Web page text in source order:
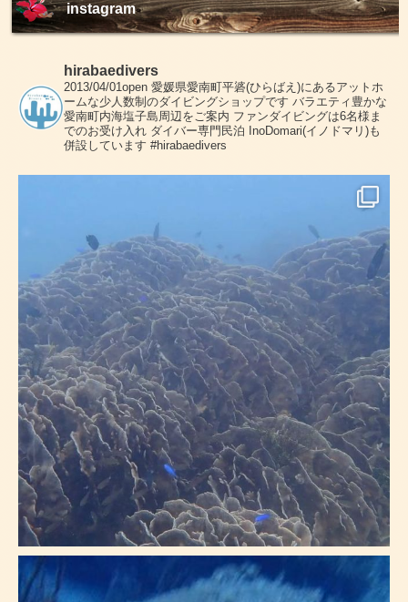
instagram
hirabaedivers
2013/04/01open 愛媛県愛南町平碆(ひらばえ)にあるアットホ
ームな少人数制のダイビングショップです バラエティ豊かな
愛南町内海塩子島周辺をご案内 ファンダイビングは6名様ま
でのお受け入れ ダイバー専門民泊 InoDomari(イノドマリ)も
併設しています #hirabaedivers